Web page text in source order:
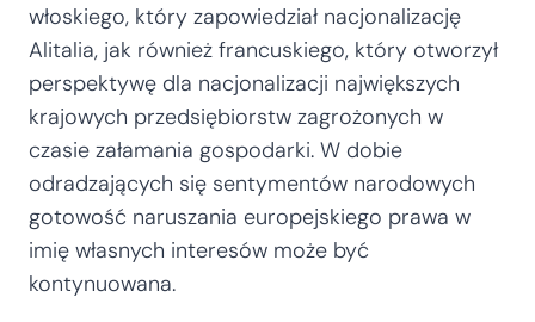
włoskiego, który zapowiedział nacjonalizację
Alitalia, jak również francuskiego, który otworzył
perspektywę dla nacjonalizacji największych
krajowych przedsiębiorstw zagrożonych w
czasie załamania gospodarki. W dobie
odradzających się sentymentów narodowych
gotowość naruszania europejskiego prawa w
imię własnych interesów może być
kontynuowana.